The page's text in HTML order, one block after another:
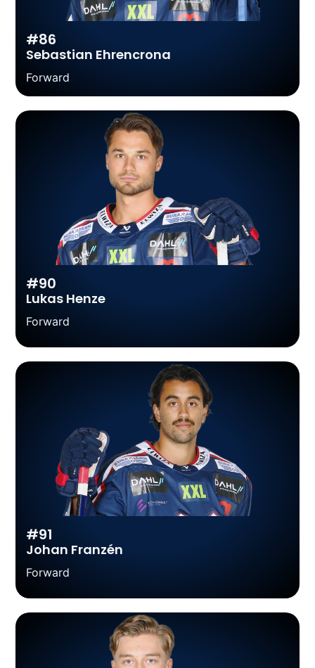
#86
Sebastian Ehrencrona
Forward
#90
Lukas Henze
Forward
#91
Johan Franzén
Forward